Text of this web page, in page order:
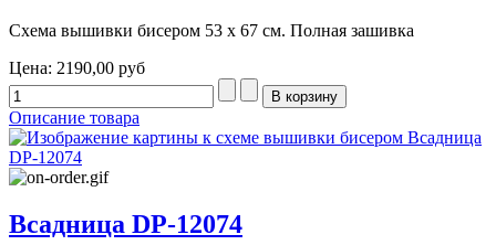
Схема вышивки бисером 53 х 67 см. Полная зашивка
Цена: 2190,00 руб
Описание товара
Всадница DP-12074